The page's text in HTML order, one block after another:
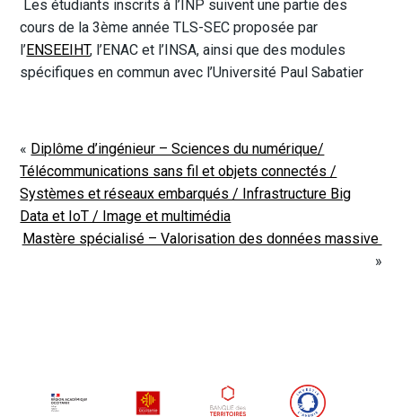
Les étudiants inscrits à l’INP suivent une partie des
cours de la 3ème année TLS-SEC proposée par
l’ENSEEIHT, l’ENAC et l’INSA, ainsi que des modules
spécifiques en commun avec l’Université Paul Sabatier
« Diplôme d’ingénieur – Sciences du numérique/
Télécommunications sans fil et objets connectés /
Systèmes et réseaux embarqués / Infrastructure Big
Data et IoT / Image et multimédia
Mastère spécialisé – Valorisation des données massive
»